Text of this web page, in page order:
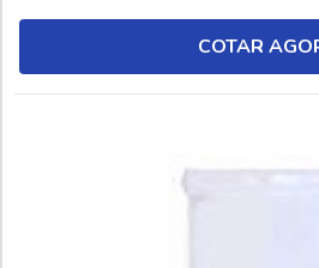
relacionadas à soldagem. O
vez, é um produto químico (líquido
por meio de agentes anti...
COTAR